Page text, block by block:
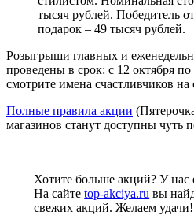
тысяч рублей. Победитель
подарок – 49 тысяч рублей.
Розыгрыши главных и
проведены в срок: с 12 октября
смотрите имена счастливчиков на
Полные правила акции
магазинов станут доступны чуть
Хотите больше акций? У нас
На сайтеtop-akciya.ru вы
свежих акций. Желаем удачи!